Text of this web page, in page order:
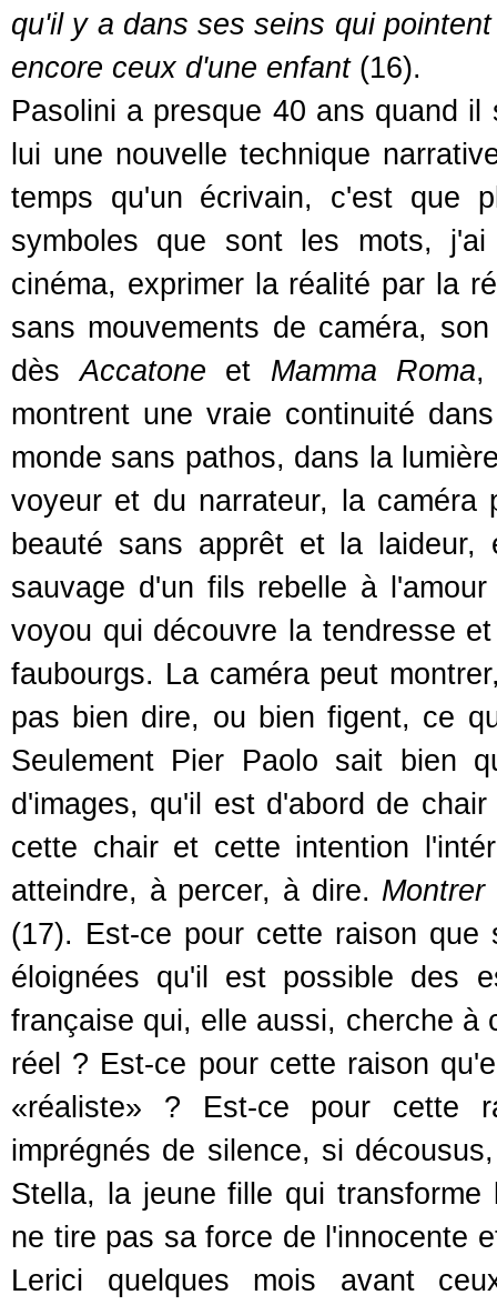
qu'il y a dans ses seins qui
encore ceux d'une enfant(16).
Pasolini a presque 40 ans quand
lui une nouvelle technique
temps qu'un écrivain, c'est que
symboles que sont les mots,
cinéma, exprimer la réalité par la
sans mouvements de caméra,
dèsAccatone et Mamma Roma,
montrent une vraie continuité
monde sans pathos, dans la
voyeur et du narrateur, la
beauté sans apprêt et la laideur,
sauvage d'un fils rebelle à
voyou qui découvre la tendresse
faubourgs. La caméra peut
pas bien dire, ou bien figent, ce
Seulement Pier Paolo sait bien
d'images, qu'il est d'abord de
cette chair et cette intention
atteindre, à percer, à dire.
(17). Est-ce pour cette raison
éloignées qu'il est possible des
française qui, elle aussi, cherche à
réel ? Est-ce pour cette raison
«réaliste» ? Est-ce pour cette
imprégnés de silence, si
Stella, la jeune fille qui
ne tire pas sa force de l'innocente
Lerici quelques mois avant